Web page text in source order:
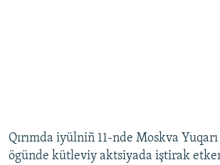
Qırımda iyülniñ 11-nde Moskva
ögünde kütleviy aktsiyada iştirak